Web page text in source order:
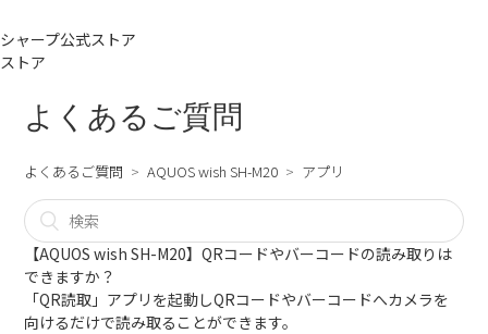
シャープ公式ストア
ストア
よくあるご質問
よくあるご質問 AQUOS wish SH-M20 アプリ
【AQUOS wish SH-M20】QRコードやバーコードの読み取りは
できますか？
「QR読取」アプリを起動しQRコードやバーコードへカメラを
向けるだけで読み取ることができます。